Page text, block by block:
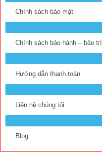
Chính sách bảo mật
Chính sách bảo hành – bảo trì
Hướng dẫn thanh toán
Liên hệ chúng tôi
Blog